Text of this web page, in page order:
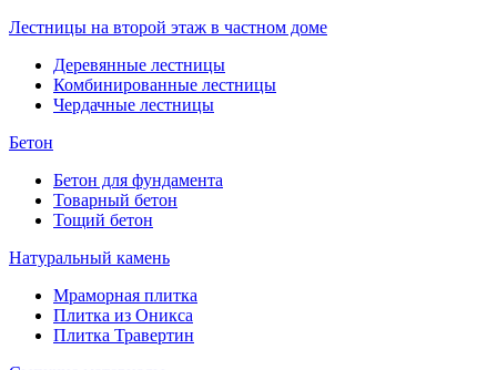
Лестницы на второй этаж в частном доме
Деревянные лестницы
Комбинированные лестницы
Чердачные лестницы
Бетон
Бетон для фундамента
Товарный бетон
Тощий бетон
Натуральный камень
Мраморная плитка
Плитка из Оникса
Плитка Травертин